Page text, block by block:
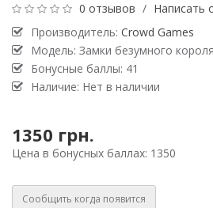
0 отзывов / Написать
Производитель: Crowd Games
Модель: Замки безумного
Бонусные баллы: 41
Наличие: Нет в наличии
1350 грн.
Цена в бонусных баллах: 1350
Сообщить когда появится